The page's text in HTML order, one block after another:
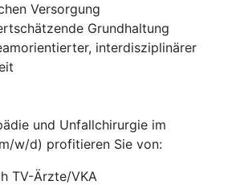
Versorgung
Grundhaltung
interdisziplinärer
und Unfallchirurgie im
w/d) profitieren Sie von:
TV-Ärzte/VKA